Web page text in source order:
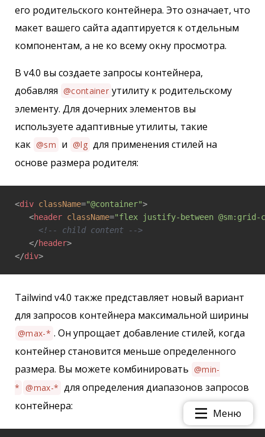
его родительского контейнера. Это означает, что
макет вашего сайта адаптируется к отдельным
компонентам, а не ко всему окну просмотра.
В v4.0 вы создаете запросы контейнера,
добавляя @container утилиту к родительскому
элементу. Для дочерних элементов вы
используете адаптивные утилиты, такие
как @sm и @lg для применения стилей на
основе размера родителя:
<div className="@container">
<header className="flex justify-between
<!-- child content -->
</header>
</div>
Tailwind v4.0 также представляет новый вариант
для запросов контейнера максимальной ширины
@max-* . Он упрощает добавление стилей, когда
контейнер становится меньше определенного
размера. Вы можете комбинировать @min-
* @max-* для определения диапазонов запросов
контейнера:
Меню